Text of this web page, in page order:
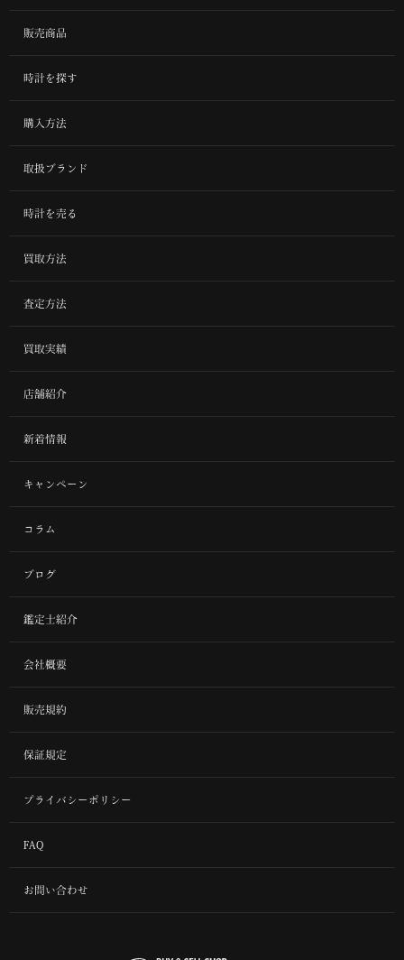
販売商品
時計を探す
購入方法
取扱ブランド
時計を売る
買取方法
査定方法
買取実績
店舗紹介
新着情報
キャンペーン
コラム
ブログ
鑑定士紹介
会社概要
販売規約
保証規定
プライバシーポリシー
FAQ
お問い合わせ